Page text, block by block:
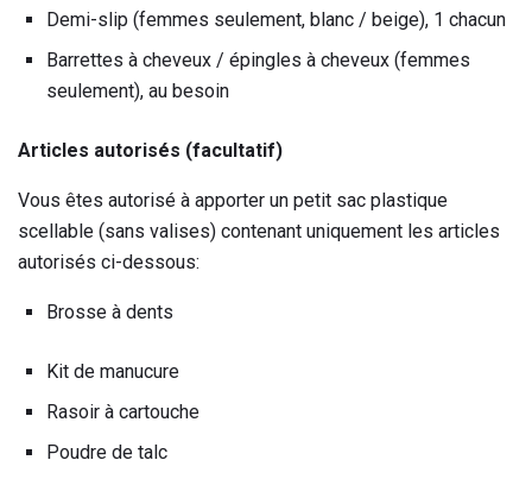
Demi-slip (femmes seulement, blanc / beige), 1 chacun
Barrettes à cheveux / épingles à cheveux (femmes
seulement), au besoin
Articles autorisés (facultatif)
Vous êtes autorisé à apporter un petit sac plastique
scellable (sans valises) contenant uniquement les articles
autorisés ci-dessous:
Brosse à dents
Kit de manucure
Rasoir à cartouche
Poudre de talc